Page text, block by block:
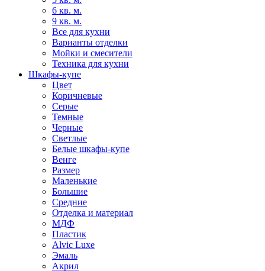
6 кв. м.
9 кв. м.
Все для кухни
Варианты отделки
Мойки и смесители
Техника для кухни
Шкафы-купе
Цвет
Коричневые
Серые
Темные
Черные
Светлые
Белые шкафы-купе
Венге
Размер
Маленькие
Большие
Средние
Отделка и материал
МДФ
Пластик
Alvic Luxe
Эмаль
Акрил